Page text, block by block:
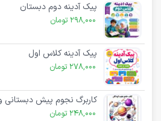
پیک آدینه دوم دبستان
298,000 تومان
پیک آدینه کلاس اول
278,000 تومان
کاربرگ نجوم پیش دبستانی
248,000 تومان